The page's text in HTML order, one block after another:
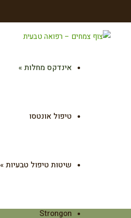
אינדקס מחלות »
טיפול אונטסו
שיטות טיפול טבעיות »
Strongon